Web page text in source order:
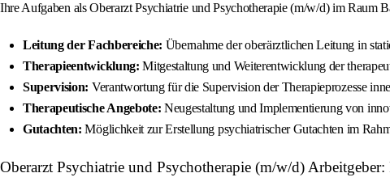
Ihre Aufgaben als Oberarzt Psychiatrie und Psychotherapie (m/w/d) im Raum
Leitung der Fachbereiche: Übernahme der oberärztlichen Leitung in
Therapieentwicklung: Mitgestaltung und Weiterentwicklung der
Supervision: Verantwortung für die Supervision der Therapieprozesse
Therapeutische Angebote: Neugestaltung und Implementierung von
Gutachten: Möglichkeit zur Erstellung psychiatrischer Gutachten im
Oberarzt Psychiatrie und Psychotherapie (m/w/d)